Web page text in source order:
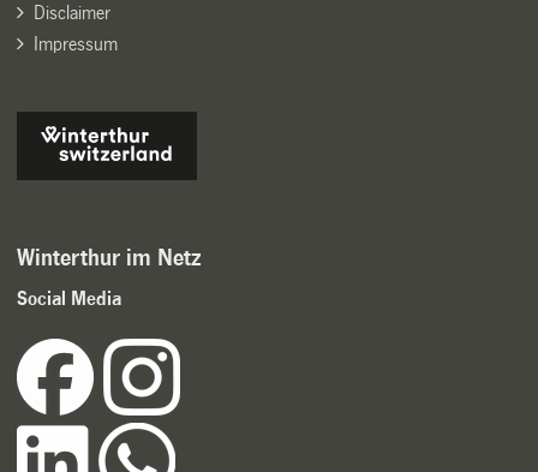
Disclaimer
Impressum
Winterthur im Netz
Social Media